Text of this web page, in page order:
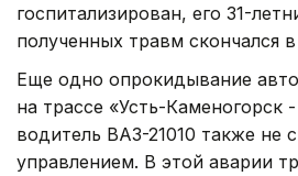
госпитализирован, его 31-
полученных травм скончался
Еще одно опрокидывание
на трассе «Усть-Каменогорск
водитель ВАЗ-21010 также не
управлением. В этой аварии